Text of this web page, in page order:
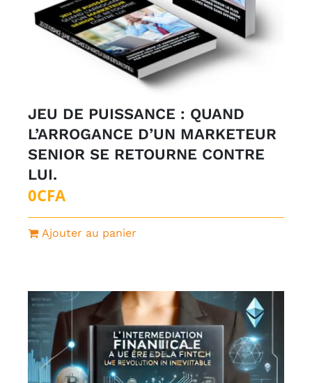
JEU DE PUISSANCE : QUAND
L’ARROGANCE D’UN MARKETEUR
SENIOR SE RETOURNE CONTRE
LUI.
0CFA
Ajouter au panier